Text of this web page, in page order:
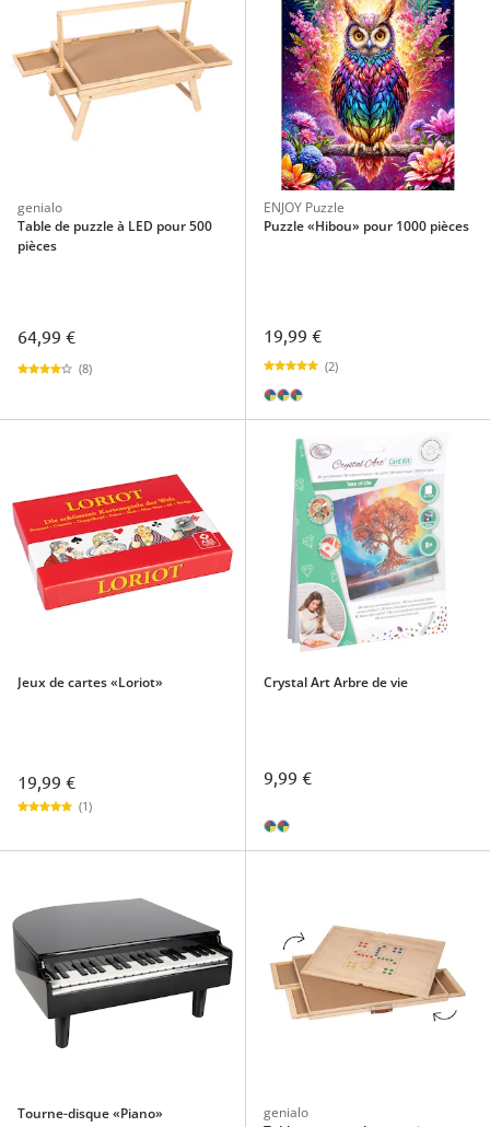
genialo
Table de puzzle à LED pour 500
pièces
64,99 €
(8)
ENJOY Puzzle
Puzzle «Hibou» pour 1000 pièces
19,99 €
(2)
Jeux de cartes «Loriot»
19,99 €
(1)
Crystal Art Arbre de vie
9,99 €
Tourne-disque «Piano»
genialo